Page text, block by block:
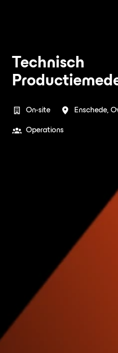
Technisch
On-site Enschede,
Operations